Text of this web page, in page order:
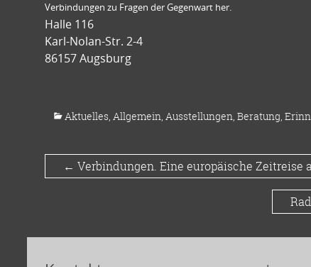
Verbindungen zu Fragen der Gegenwart her.
Halle 116
Karl-Nolan-Str. 2-4
86157 Augsburg
Aktuelles, Allgemein, Ausstellungen, Beratung,
← Verbindungen. Eine europäische Zeitreise